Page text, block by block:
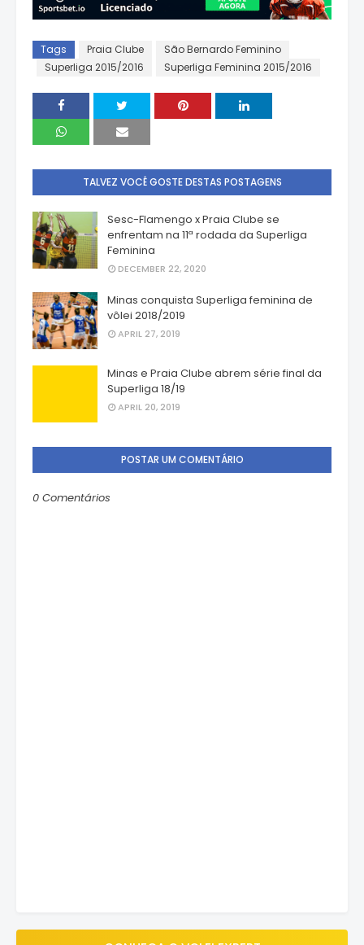
Tags Praia Clube
São Bernardo Feminino
Superliga 2015/2016
Superliga Feminina 2015/2016
TALVEZ VOCÊ GOSTE DESTAS POSTAGENS
Sesc-Flamengo x Praia Clube se
enfrentam na 11ª rodada da Superliga
Feminina
DECEMBER 22, 2020
Minas conquista Superliga feminina de
vôlei 2018/2019
APRIL 27, 2019
Minas e Praia Clube abrem série final da
Superliga 18/19
APRIL 20, 2019
POSTAR UM COMENTÁRIO
0 Comentários